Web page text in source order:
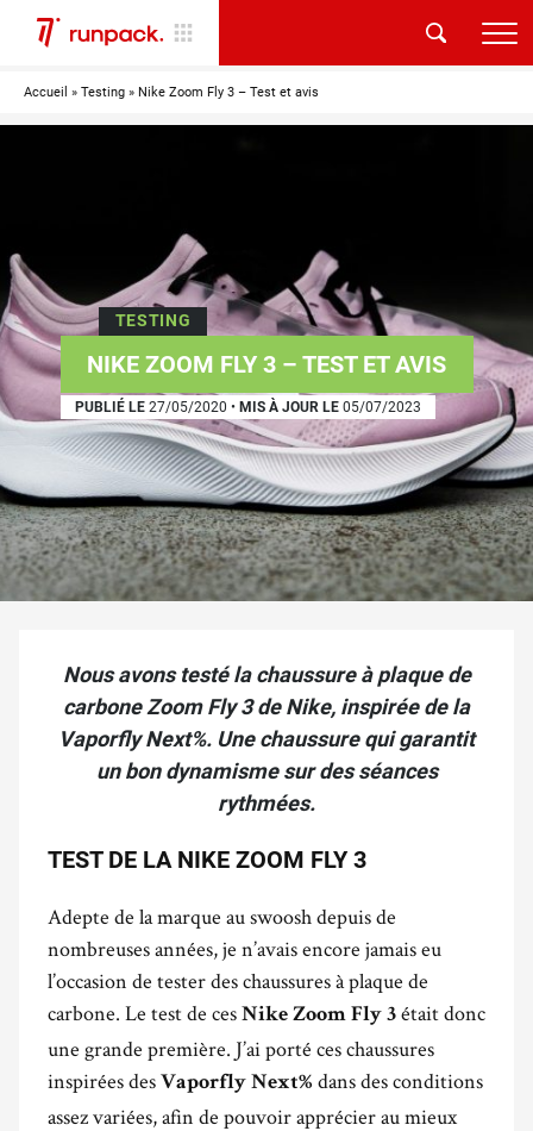
Accueil » Testing » Nike Zoom Fly 3 – Test et avis
TESTING
NIKE ZOOM FLY 3 – TEST ET AVIS
PUBLIÉ LE27/05/2020 • MIS À JOUR LE05/07/2023
Nous avons testé la chaussure à plaque de
carbone Zoom Fly 3 de Nike, inspirée de la
Vaporfly Next%. Une chaussure qui garantit
un bon dynamisme sur des séances
rythmées.
TEST DE LA NIKE ZOOM FLY 3
Adepte de la marque au swoosh depuis de
nombreuses années, je n’avais encore jamais eu
l’occasion de tester des chaussures à plaque de
carbone. Le test de ces Nike Zoom Fly 3 était donc
une grande première. J’ai porté ces chaussures
inspirées des Vaporfly Next% dans des conditions
assez variées, afin de pouvoir apprécier au mieux